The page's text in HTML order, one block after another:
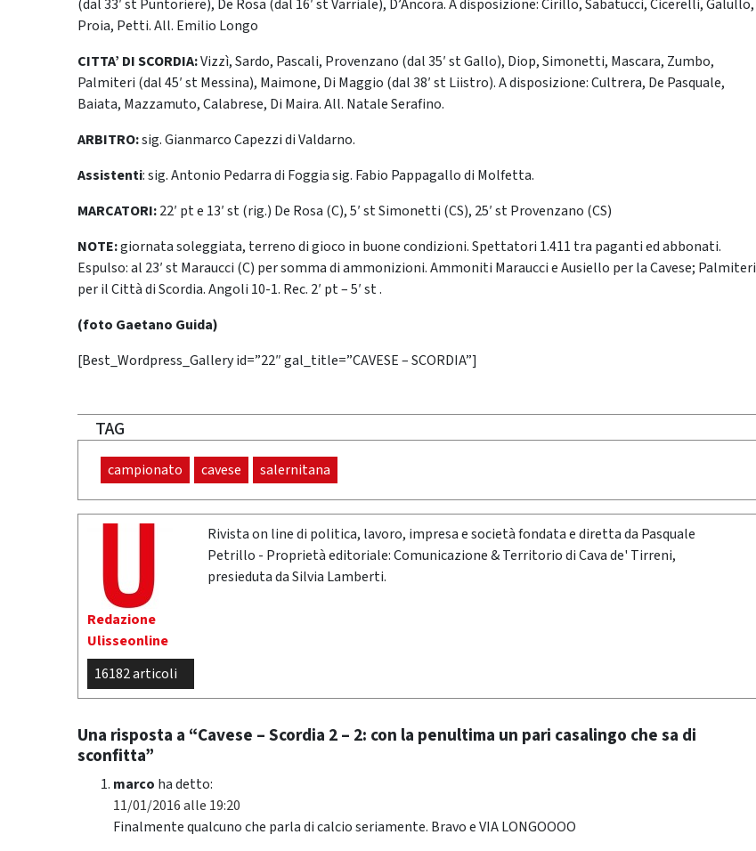
(dal 33′ st Puntoriere), De Rosa (dal 16′ st Varriale), D’Ancora. A disposizione: Cirillo, Sabatucci, Cicerelli, Galullo,
Proia, Petti. All. Emilio Longo
CITTA’ DI SCORDIA:Vizzì, Sardo, Pascali, Provenzano (dal 35′ st Gallo), Diop, Simonetti, Mascara, Zumbo,
Palmiteri (dal 45′ st Messina), Maimone, Di Maggio (dal 38′ st Liistro). A disposizione: Cultrera, De Pasquale,
Baiata, Mazzamuto, Calabrese, Di Maira. All. Natale Serafino.
ARBITRO:sig. Gianmarco Capezzi di Valdarno.
Assistenti: sig. Antonio Pedarra di Foggia sig. Fabio Pappagallo di Molfetta.
MARCATORI:22′ pt e 13′ st (rig.) De Rosa (C), 5′ st Simonetti (CS), 25′ st Provenzano (CS)
NOTE:giornata soleggiata, terreno di gioco in buone condizioni. Spettatori 1.411 tra paganti ed abbonati.
Espulso: al 23′ st Maraucci (C) per somma di ammonizioni. Ammoniti Maraucci e Ausiello per la Cavese; Palmiteri
per il Città di Scordia. Angoli 10-1. Rec. 2′ pt – 5′ st .
(foto Gaetano Guida)
[Best_Wordpress_Gallery id=”22″ gal_title=”CAVESE – SCORDIA”]
TAG
campionato cavese salernitana
Redazione
Ulisseonline
16182 articoli
Rivista on line di politica, lavoro, impresa e società fondata e diretta da Pasquale
Petrillo - Proprietà editoriale: Comunicazione & Territorio di Cava de' Tirreni,
presieduta da Silvia Lamberti.
Una risposta a “Cavese – Scordia 2 – 2: con la penultima un pari casalingo che sa di
sconfitta”
marco ha detto:
11/01/2016 alle 19:20
Finalmente qualcuno che parla di calcio seriamente. Bravo e VIA LONGOOOO